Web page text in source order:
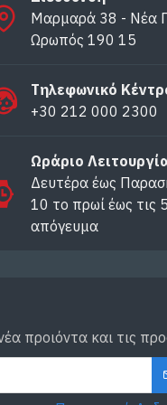
Μαρμαρά 38 - Νέα
Ωρωπός 190 15
Τηλεφωνικό
+30 212 000 2300
Ωράριο
Δευτέρα έως
10 το πρωί έως τις
απόγευμα
προιόντα και τις